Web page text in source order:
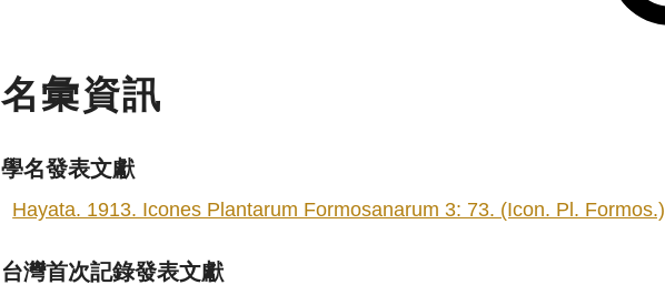
名彙資訊
學名發表文獻
Hayata. 1913. Icones Plantarum Formosanarum 3: 73. (Icon. Pl. Formos.)
台灣首次記錄發表文獻